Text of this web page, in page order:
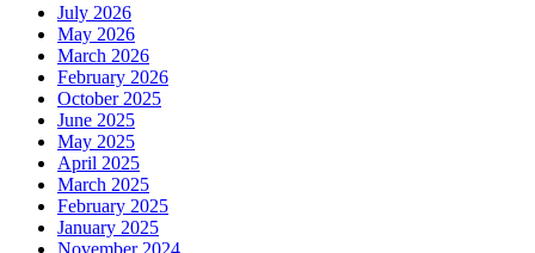
July 2026
May 2026
March 2026
February 2026
October 2025
June 2025
May 2025
April 2025
March 2025
February 2025
January 2025
November 2024